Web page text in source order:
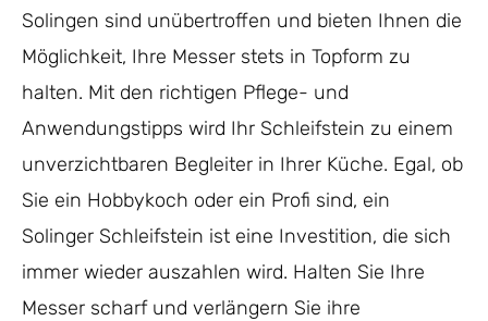
Solingen sind unübertroffen und bieten Ihnen die
Möglichkeit, Ihre Messer stets in Topform zu
halten. Mit den richtigen Pflege- und
Anwendungstipps wird Ihr Schleifstein zu einem
unverzichtbaren Begleiter in Ihrer Küche. Egal, ob
Sie ein Hobbykoch oder ein Profi sind, ein
Solinger Schleifstein ist eine Investition, die sich
immer wieder auszahlen wird. Halten Sie Ihre
Messer scharf und verlängern Sie ihre